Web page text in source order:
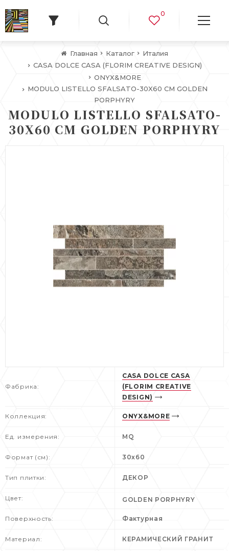
0
Главная Каталог
Италия
CASA DOLCE CASA (FLORIM CREATIVE DESIGN)
ONYX&MORE
MODULO LISTELLO SFALSATO-30X60 CM GOLDEN
PORPHYRY
MODULO LISTELLO SFALSATO-
30X60 CM GOLDEN PORPHYRY
Фабрика:
CASA DOLCE CASA
(FLORIM CREATIVE
DESIGN)
Коллекция: ONYX&MORE
Ед. измерения: MQ
Формат (см): 30x60
Тип плитки: ДЕКОР
Цвет: GOLDEN PORPHYRY
Поверхность: Фактурная
Материал: КЕРАМИЧЕСКИЙ ГРАНИТ